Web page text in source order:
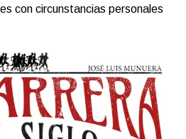
con circunstancias personales